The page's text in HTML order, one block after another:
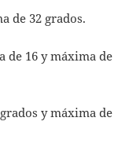
de 32 grados.
de 16 y máxima de
y máxima de